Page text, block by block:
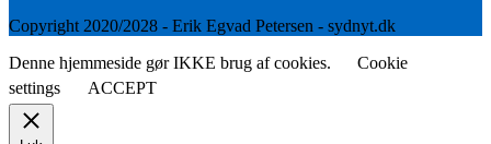
Copyright 2020/2028 - Erik Egvad Petersen - sydnyt.dk
Denne hjemmeside gør IKKE brug af cookies.
Cookie
settings
ACCEPT